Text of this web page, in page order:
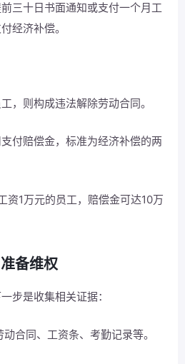
三十日书面通知或支付一个月工
经济补偿。
，则构成违法解除劳动合同。
付赔偿金，标准为经济补偿的两
资1万元的员工，赔偿金可达10万
备维权
步是收集相关证据：
动合同、工资条、考勤记录等。